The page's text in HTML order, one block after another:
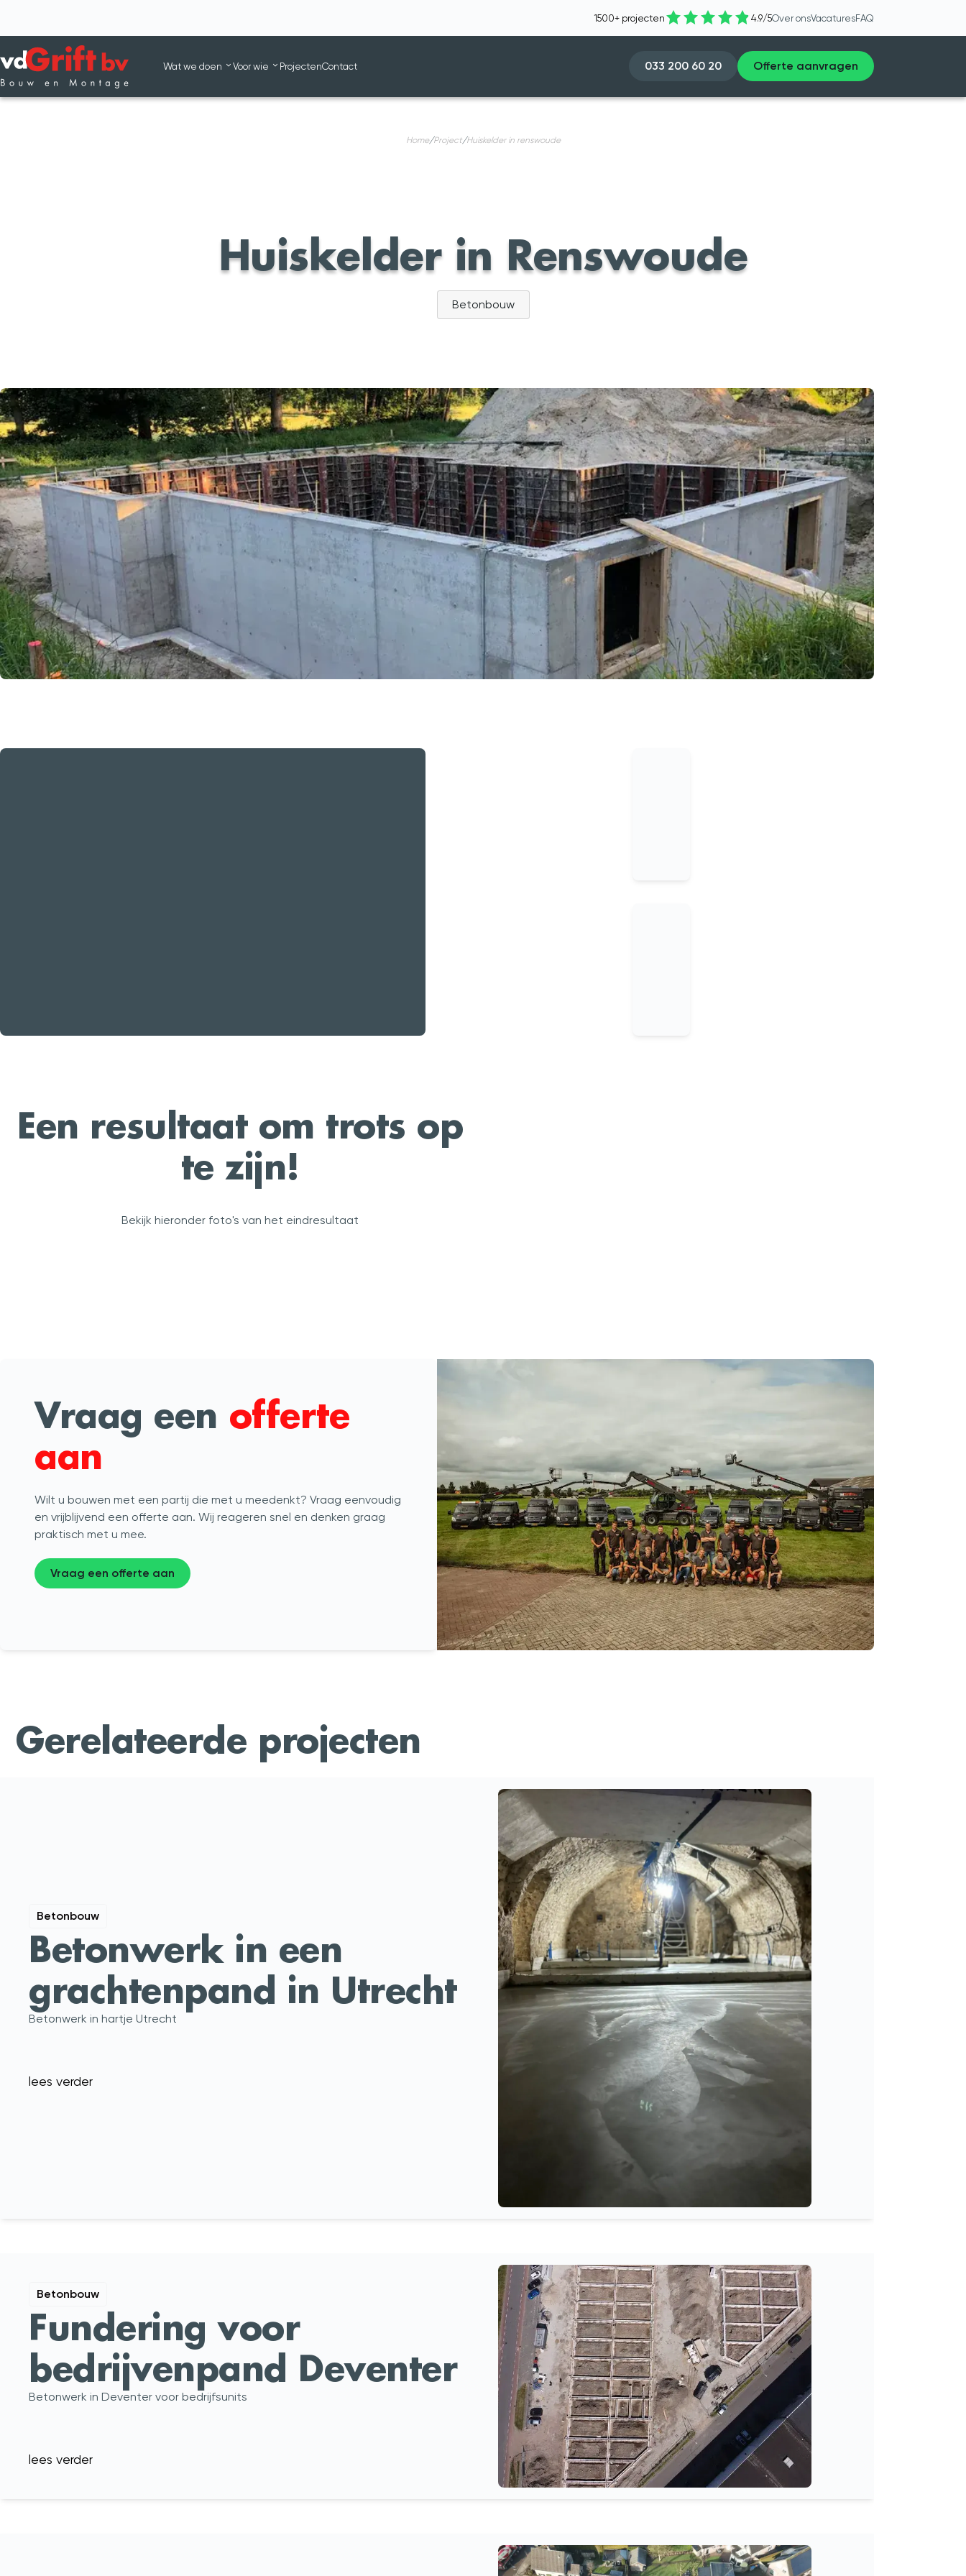
1500+ projecten 4.9/5Over onsVacaturesFAQ
Wat we doen Voor wie ProjectenContact 033 200 60 20 Offerte aanvragen
home/ project/ huiskelder in renswoude
Huiskelder in Renswoude
Betonbouw
Een resultaat om trots op
te zijn!
Bekijk hieronder foto's van het eindresultaat
Vraag een offerte
aan
Wilt u bouwen met een partij die met u meedenkt? Vraag eenvoudig
en vrijblijvend een offerte aan. Wij reageren snel en denken graag
praktisch met u mee.
Vraag een offerte aan
Gerelateerde projecten
Betonbouw
Betonwerk in een
grachtenpand in Utrecht
Betonwerk in hartje Utrecht
lees verder
Betonbouw
Fundering voor
bedrijvenpand Deventer
Betonwerk in Deventer voor bedrijfsunits
lees verder
Wat we doen
1500+ projecten 4.9/5
Over ons
Vacatures
FAQ